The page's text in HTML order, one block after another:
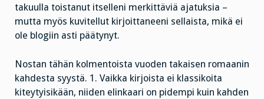
takuulla toistanut itselleni merkittäviä ajatuksia –
mutta myös kuvitellut kirjoittaneeni sellaista, mikä ei
ole blogiin asti päätynyt.
Nostan tähän kolmentoista vuoden takaisen romaanin
kahdesta syystä. 1. Vaikka kirjoista ei klassikoita
kiteytyisikään, niiden elinkaari on pidempi kuin kahden